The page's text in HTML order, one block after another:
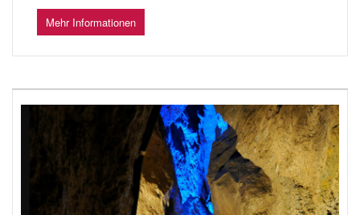
Mehr Informationen